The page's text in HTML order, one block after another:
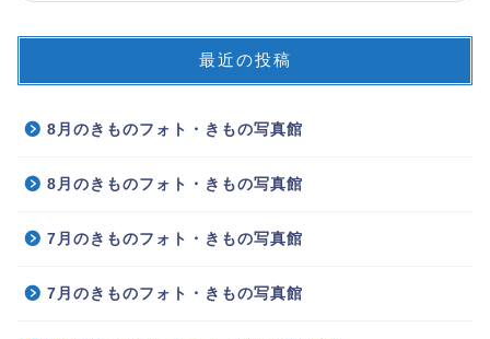
最近の投稿
8月のきものフォト・きもの写真館
8月のきものフォト・きもの写真館
7月のきものフォト・きもの写真館
7月のきものフォト・きもの写真館